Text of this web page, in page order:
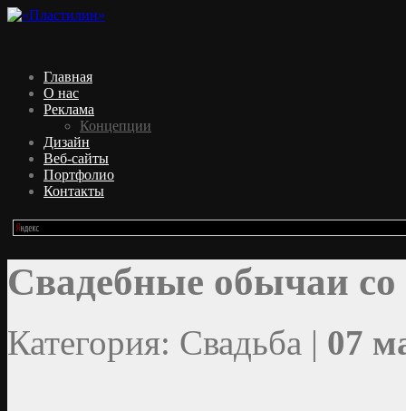
Главная
О нас
Реклама
Концепции
Дизайн
Веб-сайты
Портфолио
Контакты
Свадебные обычаи
Категория: Свадьба | 07